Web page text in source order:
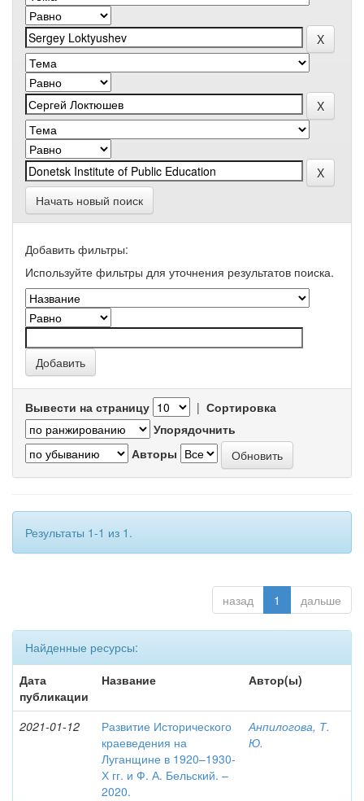
Начать новый поиск
Добавить фильтры:
Используйте фильтры для уточнения результатов поиска.
Вывести на страницу | Сортировка
Упорядочнить
Авторы
Результаты 1-1 из 1.
назад 1 дальше
Найденные ресурсы:
Дата
публикации
Название Автор(ы)
2021-01-12
Развитие Исторического
краеведения на
Луганщине в 1920–1930-
Х гг. и Ф. А. Бельский. –
2020.
Анпилогова, Т.
Ю.